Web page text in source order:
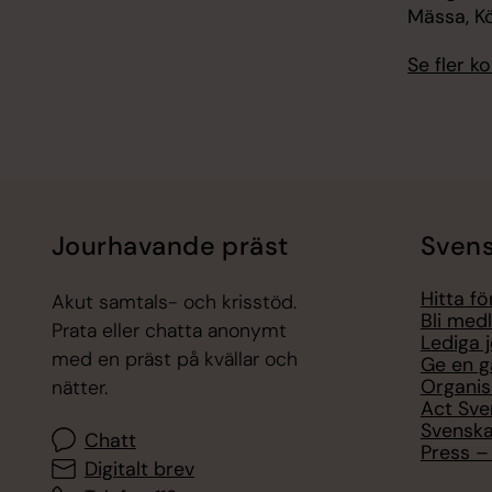
Mässa,
Se fler
Jourhavande präst
Akut samtals- och krisstöd.
Prata eller chatta anonymt
med en präst på kvällar och
nätter.
Chatt
Digitalt brev
Hitta
Bli
Lediga
Ge en
Act
Press